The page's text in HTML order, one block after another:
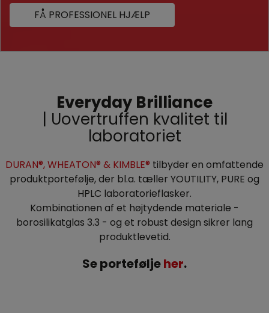
FÅ PROFESSIONEL HJÆLP
Everyday Brilliance
| Uovertruffen kvalitet til
laboratoriet
DURAN®, WHEATON® & KIMBLE® tilbyder en omfattende
produktportefølje, der bl.a. tæller YOUTILITY, PURE og
HPLC laboratorieflasker.
Kombinationen af et højtydende materiale -
borosilikatglas 3.3 - og et robust design sikrer lang
produktlevetid.
Se porteføljeher.